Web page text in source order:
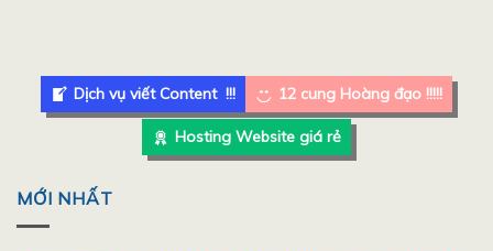
Dịch vụ viết Content !!! 12 cung Hoàng đạo !!!!!
Hosting Website giá rẻ
MỚI NHẤT